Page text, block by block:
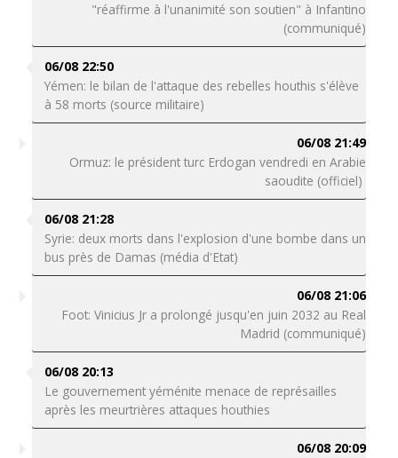
"réaffirme à l'unanimité son soutien" à Infantino
(communiqué)
06/08 22:50
Yémen: le bilan de l'attaque des rebelles houthis s'élève
à 58 morts (source militaire)
06/08 21:49
Ormuz: le président turc Erdogan vendredi en Arabie
saoudite (officiel)
06/08 21:28
Syrie: deux morts dans l'explosion d'une bombe dans un
bus près de Damas (média d'Etat)
06/08 21:06
Foot: Vinicius Jr a prolongé jusqu'en juin 2032 au Real
Madrid (communiqué)
06/08 20:13
Le gouvernement yéménite menace de représailles
après les meurtrières attaques houthies
06/08 20:09